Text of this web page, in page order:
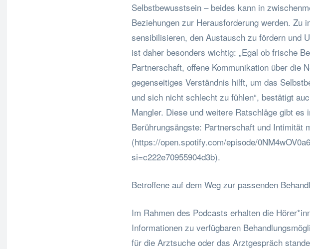
Selbstbewusstsein – beides kann in
Beziehungen zur Herausforderung werden. Zu
sensibilisieren, den Austausch zu fördern und
ist daher besonders wichtig: „Egal ob frische
Partnerschaft, offene Kommunikation über die
gegenseitiges Verständnis hilft, um das
und sich nicht schlecht zu fühlen“, bestätigt
Mangler. Diese und weitere Ratschläge gibt es
Berührungsängste: Partnerschaft und Intimität
(https://open.spotify.com/episode/
si=c222e70955904d3b).
Betroffene auf dem Weg zur passenden
Im Rahmen des Podcasts erhalten die
Informationen zu verfügbaren
für die Arztsuche oder das Arztgespräch